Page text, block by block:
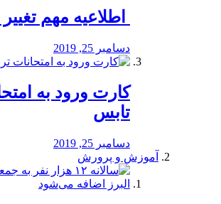
اطلاعیه مهم تغییر
دسامبر 25, 2019
کارت ورود به
تابس
دسامبر 25, 2019
آموزش و پرورش